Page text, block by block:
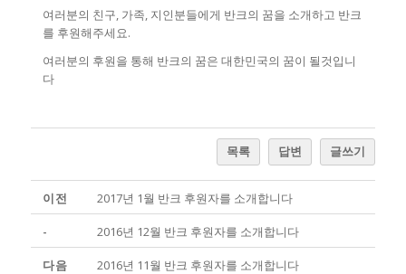
여러분의 친구, 가족, 지인분들에게 반크의 꿈을 소개하고 반크
를 후원해주세요.
여러분의 후원을 통해 반크의 꿈은 대한민국의 꿈이 될것입니
다
목록 답변 글쓰기
이전 2017년 1월 반크 후원자를 소개합니다
- 2016년 12월 반크 후원자를 소개합니다
다음 2016년 11월 반크 후원자를 소개합니다